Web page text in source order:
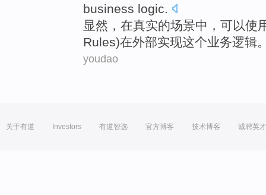
business logic.
显然 ， 在真实的场景中 ， 可以使
Rules)在外部实现这个业务逻辑
youdao
关于有道 Investors 有道智选 官方博客 技术博客 诚聘英才